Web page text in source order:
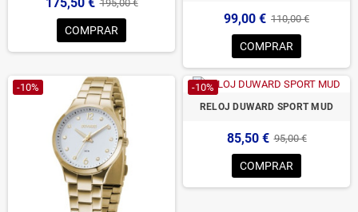
195,00 €
COMPRAR
99,00 € 110,00 €
COMPRAR
-10% -10%
RELOJ DUWARD SPORT MUD
85,50 € 95,00 €
COMPRAR